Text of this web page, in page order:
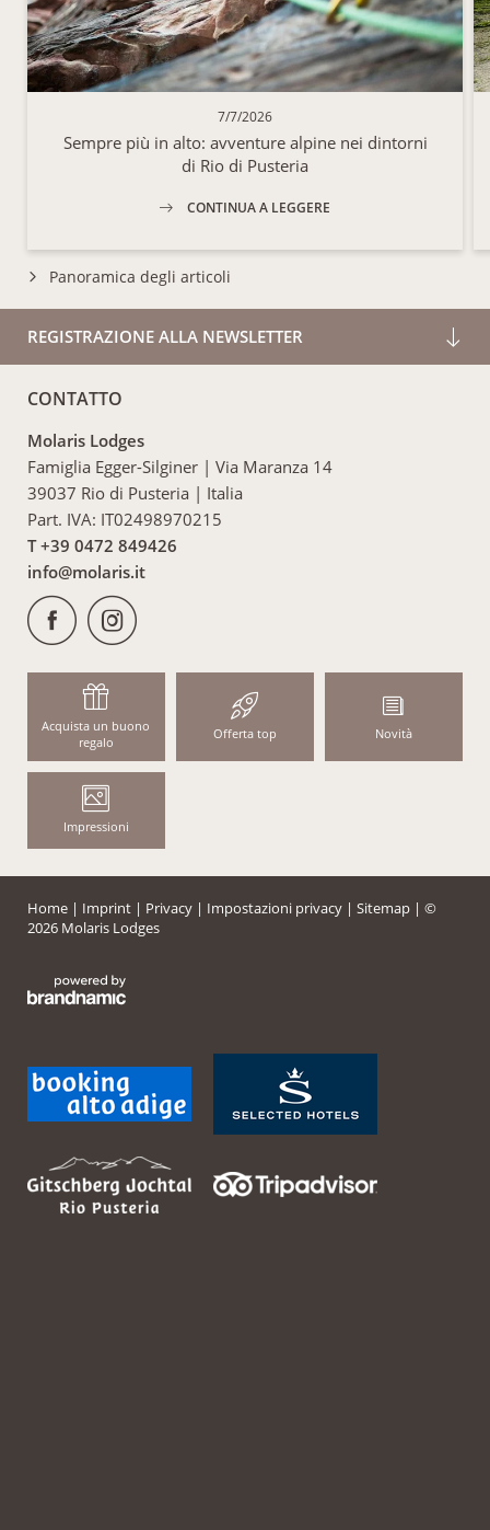
7/7/2026
Sempre più in alto: avventure alpine nei dintorni
di Rio di Pusteria
CONTINUA A LEGGERE
Panoramica degli articoli
REGISTRAZIONE ALLA NEWSLETTER
CONTATTO
Molaris Lodges
Famiglia Egger-Silginer | Via Maranza 14
39037 Rio di Pusteria | Italia
Part. IVA: IT02498970215
T +39 0472 849426
info@molaris.it
Acquista un buono
regalo
Offerta top Novità
Impressioni
Home | Imprint | Privacy | Impostazioni privacy | Sitemap | ©
2026 Molaris Lodges